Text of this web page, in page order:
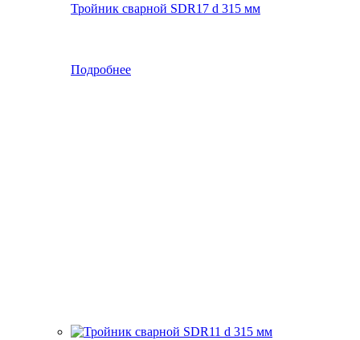
Тройник сварной SDR17 d 315 мм
Подробнее